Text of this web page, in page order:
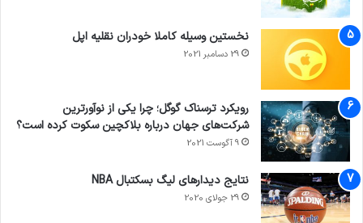
نخستین وسیله کاملا خودران نقلیه اپل
29 دسامبر 2021
رویکرد ترسناک گوگل؛ چرا یکی از نوآورترین
شرکت‌های جهان درباره بلاکچین سکوت کرده است؟
9 آگوست 2021
نتایج دیدار‌های لیگ بسکتبال NBA
29 جولای 2020